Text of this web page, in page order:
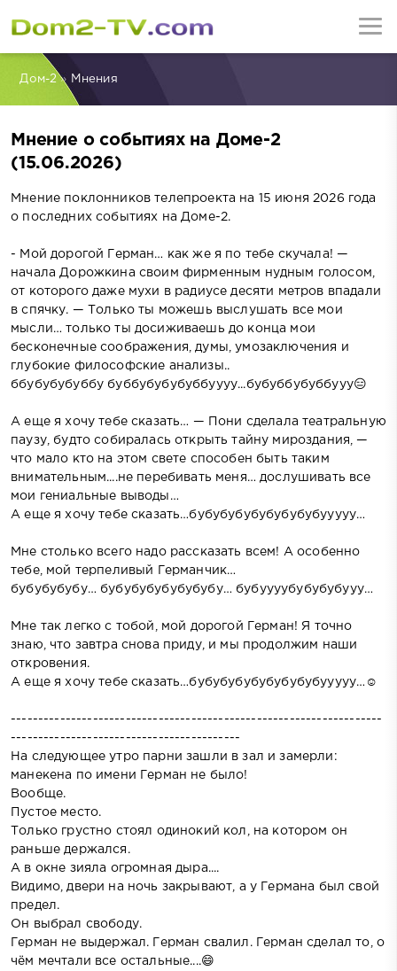
Дом-2» Мнения
Мнение о событиях на Доме-2
(15.06.2026)
Мнение поклонников телепроекта на 15 июня 2026 года
о последних событиях на Доме-2.
- Мой дорогой Герман… как же я по тебе скучала! —
начала Дорожкина своим фирменным нудным голосом,
от которого даже мухи в радиусе десяти метров впадали
в спячку. — Только ты можешь выслушать все мои
мысли… только ты досиживаешь до конца мои
бесконечные соображения, думы, умозаключения и
глубокие философские анализы..
ббубубубуббу буббубубубуббуууу...бубуббубуббууу😑
А еще я хочу тебе сказать… — Пони сделала театральную
паузу, будто собиралась открыть тайну мироздания, —
что мало кто на этом свете способен быть таким
внимательным....не перебивать меня… дослушивать все
мои гениальные выводы…
А еще я хочу тебе сказать…бубубубубубубубубууууу…
Мне столько всего надо рассказать всем! А особенно
тебе, мой терпеливый Германчик…
бубубубубу… бубубубубубубубу… бубуууубубубубууу…
Мне так легко с тобой, мой дорогой Герман! Я точно
знаю, что завтра снова приду, и мы продолжим наши
откровения.
А еще я хочу тебе сказать…бубубубубубубубубууууу…☺
--------------------------------------------------------------------
------------------------------------------
На следующее утро парни зашли в зал и замерли:
манекена по имени Герман не было!
Вообще.
Пустое место.
Только грустно стоял одинокий кол, на котором он
раньше держался.
А в окне зияла огромная дыра....
Видимо, двери на ночь закрывают, а у Германа был свой
предел.
Он выбрал свободу.
Герман не выдержал. Герман свалил. Герман сделал то, о
чём мечтали все остальные....😄